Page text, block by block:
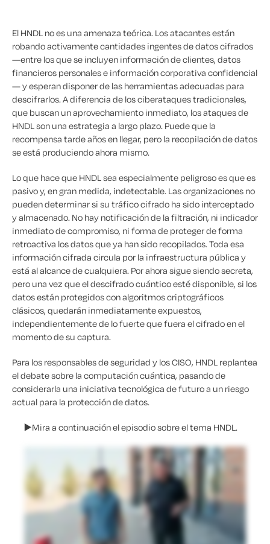
El HNDL no es una amenaza teórica. Los atacantes están
robando activamente cantidades ingentes de datos cifrados
—entre los que se incluyen información de clientes, datos
financieros personales e información corporativa confidencial
— y esperan disponer de las herramientas adecuadas para
descifrarlos. A diferencia de los ciberataques tradicionales,
que buscan un aprovechamiento inmediato, los ataques de
HNDL son una estrategia a largo plazo. Puede que la
recompensa tarde años en llegar, pero la recopilación de datos
se está produciendo ahora mismo.
Lo que hace que HNDL sea especialmente peligroso es que es
pasivo y, en gran medida, indetectable. Las organizaciones no
pueden determinar si su tráfico cifrado ha sido interceptado
y almacenado. No hay notificación de la filtración, ni indicador
inmediato de compromiso, ni forma de proteger de forma
retroactiva los datos que ya han sido recopilados. Toda esa
información cifrada circula por la infraestructura pública y
está al alcance de cualquiera. Por ahora sigue siendo secreta,
pero una vez que el descifrado cuántico esté disponible, si los
datos están protegidos con algoritmos criptográficos
clásicos, quedarán inmediatamente expuestos,
independientemente de lo fuerte que fuera el cifrado en el
momento de su captura.
Para los responsables de seguridad y los CISO, HNDL replantea
el debate sobre la computación cuántica, pasando de
considerarla una iniciativa tecnológica de futuro a un riesgo
actual para la protección de datos.
▶️Mira a continuación el episodio sobreel tema HNDL.